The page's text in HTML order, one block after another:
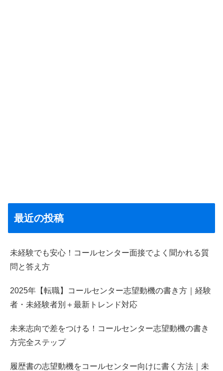
最近の投稿
未経験でも安心！コールセンター面接でよく聞かれる質
問と答え方
2025年【転職】コールセンター志望動機の書き方｜経験
者・未経験者別＋最新トレンド対応
未来志向で差をつける！コールセンター志望動機の書き
方完全ステップ
履歴書の志望動機をコールセンター向けに書く方法｜未